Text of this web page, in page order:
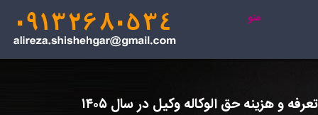
منو
تعرفه و هزینه حق الوکاله وکیل در سال ۱۴۰۵